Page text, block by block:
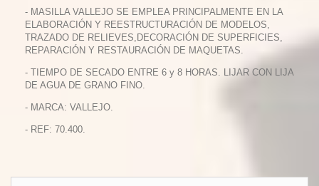
- MASILLA VALLEJO SE EMPLEA PRINCIPALMENTE EN LA
ELABORACIÓN Y REESTRUCTURACIÓN DE MODELOS,
TRAZADO DE RELIEVES,DECORACIÓN DE SUPERFICIES,
REPARACIÓN Y RESTAURACIÓN DE MAQUETAS.
- TIEMPO DE SECADO ENTRE 6 y 8 HORAS. LIJAR CON LIJA
DE AGUA DE GRANO FINO.
- MARCA: VALLEJO.
- REF: 70.400.